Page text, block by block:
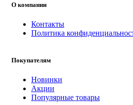
О компании
Контакты
Политика
Покупателям
Новинки
Акции
Популярные товары